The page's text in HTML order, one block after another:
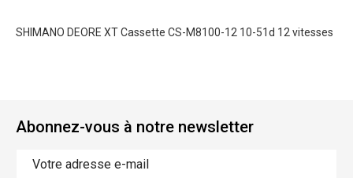
SHIMANO DEORE XT Cassette CS-M8100-12 10-51d 12 vitesses
Abonnez-vous à notre newsletter